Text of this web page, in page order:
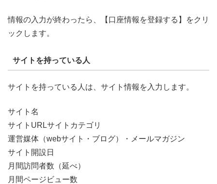
情報の入力が終わったら、【口座情報を登録する】をクリ
ックします。
サイトを持っている人
サイトを持っている人は、サイト情報を入力します。
サイト名
サイトURLサイトカテゴリ
運営媒体（webサイト・ブログ）・メールマガジン
サイト開設日
月間訪問者数（延べ）
月間ページビュー数